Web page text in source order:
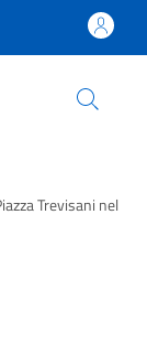
Trevisani nel